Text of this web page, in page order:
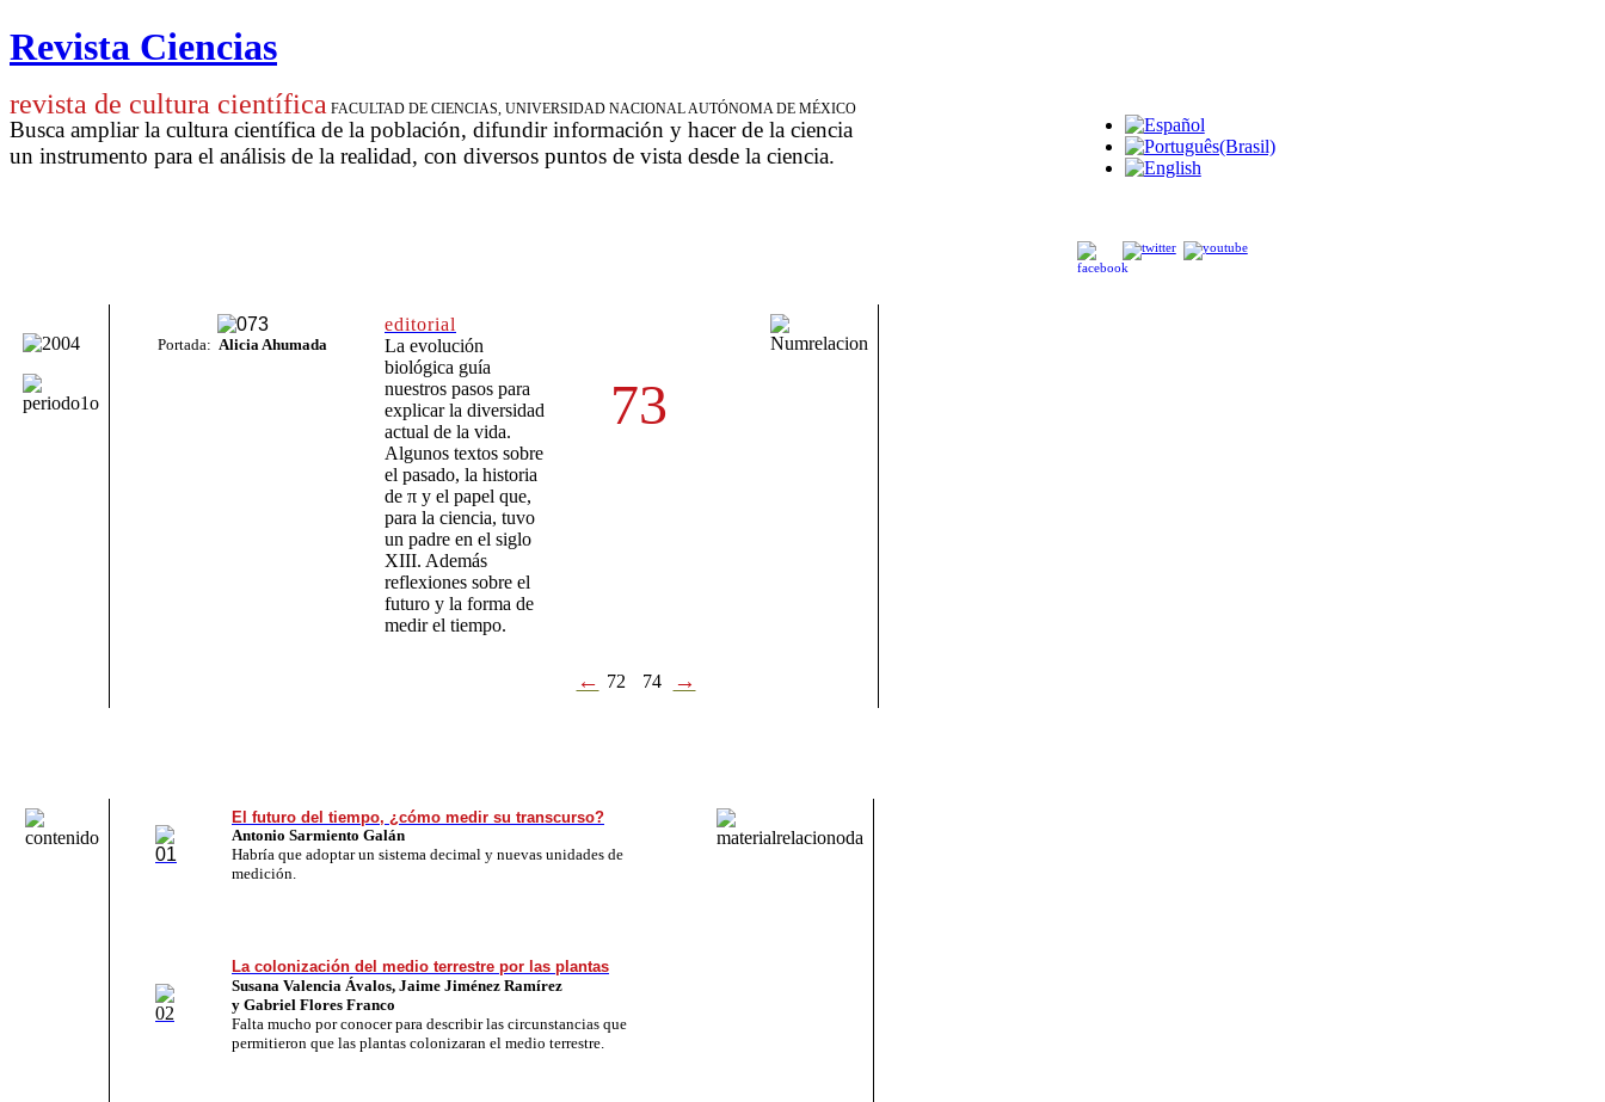
Revista Ciencias
revista de cultura científica FACULTAD DE CIENCIAS, UNIVERSIDAD NACIONAL AUTÓNOMA DE MÉXICO
Busca ampliar la cultura científica de la población, difundir información y hacer de la ciencia
un instrumento para el análisis de la realidad, con diversos puntos de vista desde la ciencia.
Portada: Alicia Ahumada
editorial
La evolución
biológica guía
nuestros pasos para
explicar la diversidad
actual de la vida.
Algunos textos sobre
el pasado, la historia
de π y el papel que,
para la ciencia, tuvo
un padre en el siglo
XIII. Además
reflexiones sobre el
futuro y la forma de
medir el tiempo.
73
← 72 74 →
El futuro del tiempo, ¿cómo medir su transcurso?
Antonio Sarmiento Galán
Habría que adoptar un sistema decimal y nuevas unidades de
medición.
La colonización del medio terrestre por las plantas
Susana Valencia Ávalos, Jaime Jiménez Ramírez
y Gabriel Flores Franco
Falta mucho por conocer para describir las circunstancias que
permitieron que las plantas colonizaran el medio terrestre.